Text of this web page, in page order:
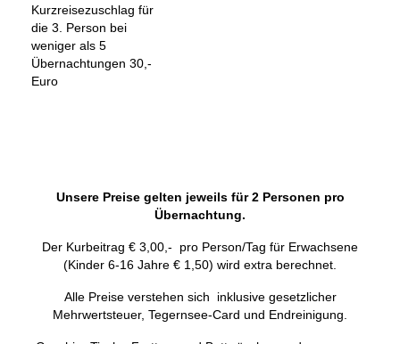
Kurzreisezuschlag für
die 3. Person bei
weniger als 5
Übernachtungen 30,-
Euro
Unsere Preise gelten jeweils für 2 Personen pro
Übernachtung.
Der Kurbeitrag € 3,00,- pro Person/Tag für Erwachsene
(Kinder 6-16 Jahre € 1,50) wird extra berechnet.
Alle Preise verstehen sich inklusive gesetzlicher
Mehrwertsteuer, Tegernsee-Card und Endreinigung.